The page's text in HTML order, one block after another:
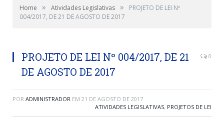
Home » Atividades Legislativas »
PROJETO DE LEI Nº
004/2017, DE 21 DE AGOSTO DE 2017
PROJETO DE LEI Nº 004/2017, DE 21
DE AGOSTO DE 2017
0
POR ADMINISTRADOR EM 21 DE AGOSTO DE 2017
ATIVIDADES LEGISLATIVAS, PROJETOS DE LEI